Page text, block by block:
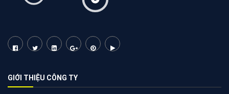
Thiết kế Website